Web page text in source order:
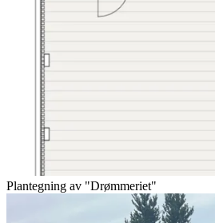
Plantegning av "Drømmeriet"